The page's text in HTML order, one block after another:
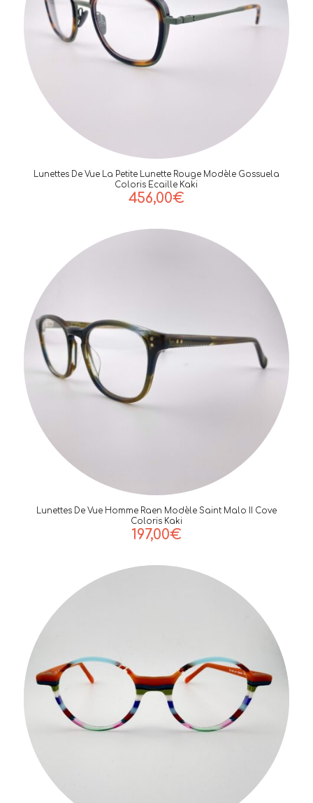
Lunettes De Vue La Petite Lunette Rouge Modèle Gossuela
Coloris Ecaille Kaki
456,00€
Lunettes De Vue Homme Raen Modèle Saint Malo II Cove
Coloris Kaki
197,00€